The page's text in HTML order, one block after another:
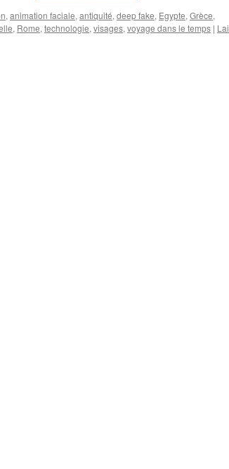
, animation faciale, antiquité, deep fake, Egypte, Grèce,
, Rome, technologie, visages, voyage dans le temps |